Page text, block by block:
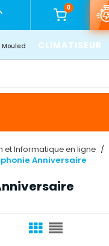
0
CLIMATISEUR
et Informatique en ligne
Anniversaire